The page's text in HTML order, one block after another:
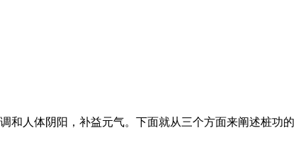
和人体阴阳，补益元气。下面就从三个方面来阐述桩功的